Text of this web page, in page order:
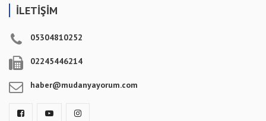
İLETİŞİM
05304810252
02245446214
haber@mudanyayorum.com